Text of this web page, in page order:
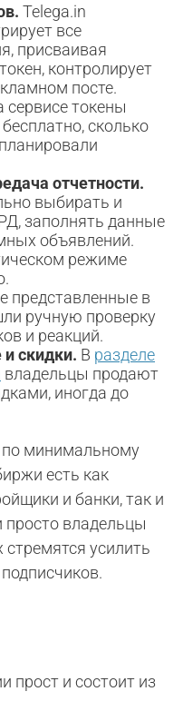
Telega.in
все
присваивая
контролирует
посте.
сервисе токены
сколько
отчетности.
выбирать и
заполнять данные
объявлений.
режиме
представленные в
ручную проверку
и реакций.
скидки. В разделе
владельцы продают
иногда до
по минимальному
есть как
и банки, так и
владельцы
усилить
прост и состоит из